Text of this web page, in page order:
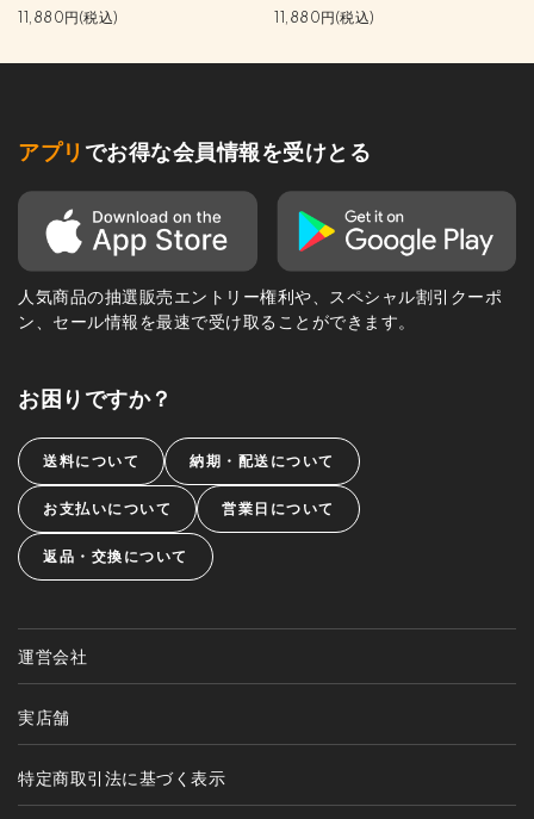
11,880円(税込)
11,880円(税込)
アプリ でお得な会員情報を受けとる
人気商品の抽選販売エントリー権利や、スペシャル割引クーポ
ン、セール情報を最速で受け取ることができます。
お困りですか？
送料について 納期・配送について
お支払いについて 営業日について
返品・交換について
運営会社
実店舗
特定商取引法に基づく表示